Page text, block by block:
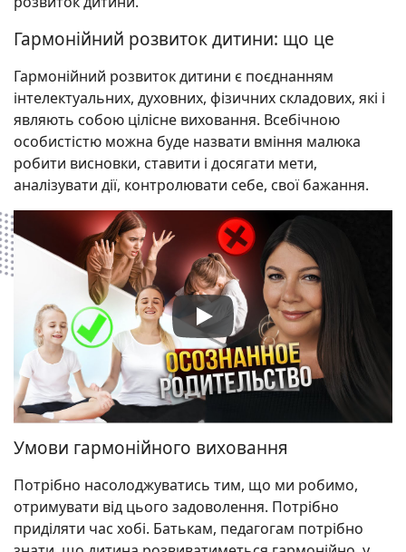
Гармонійний розвиток дитини: що це
Гармонійний розвиток дитини є поєднанням
інтелектуальних, духовних, фізичних складових, які і
являють собою цілісне виховання. Всебічною
особистістю можна буде назвати вміння малюка
робити висновки, ставити і досягати мети,
аналізувати дії, контролювати себе, свої бажання.
Умови гармонійного виховання
Потрібно насолоджуватись тим, що ми робимо,
отримувати від цього задоволення. Потрібно
приділяти час хобі. Батькам, педагогам потрібно